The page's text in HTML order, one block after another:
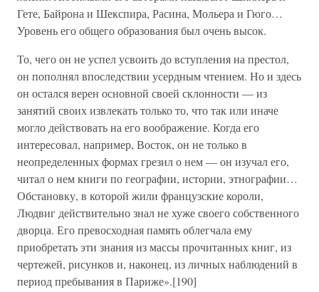
Гете, Байрона и Шекспира, Расина, Мольера и Гюго…
Уровень его общего образования был очень высок.
То, чего он не успел усвоить до вступления на престол,
он пополнял впоследствии усердным чтением. Но и здесь
он остался верен основной своей склонности — из
занятий своих извлекать только то, что так или иначе
могло действовать на его воображение. Когда его
интересовал, например, Восток, он не только в
неопределенных формах грезил о нем — он изучал его,
читал о нем книги по географии, истории, этнографии…
Обстановку, в которой жили французские короли,
Людвиг действительно знал не хуже своего собственного
дворца. Его превосходная память облегчала ему
приобретать эти знания из массы прочитанных книг, из
чертежей, рисунков и, наконец, из личных наблюдений в
период пребывания в Париже».[190]